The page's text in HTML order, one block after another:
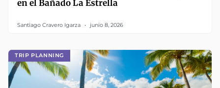
en el Bañado La Estrella
Santiago Cravero Igarza junio 8, 2026
TRIP PLANNING